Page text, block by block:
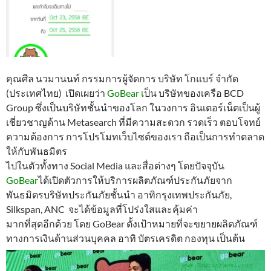
คุณศีล นวมานนท์ กรรมการผู้จัดการ บริษัท โกแบร์ จำกัด
(ประเทศไทย) เปิดเผยว่า GoBear เป็น บริษัทของเครือ BCD
Group ซึ่งเป็นบริษัทชั้นนำของโลก ในวงการ อินเตอร์เน็ตเป็นผู้
เชี่ยวชาญด้าน Metasearch ที่มีความสะดวก รวดเร็ว ตอบโจทย์
ความต้องการ การโปรโมทเว็บไซต์ของเรา ถือเป็นการทำตลาด
ให้กับพันธมิตร
ไปในตัวทั้งทาง Social Media และสื่อต่างๆ โดยปัจจุบัน
GoBearได้เปิดตัวการให้บริการผลิตภัณฑ์ประกันภัยจาก
พันธมิตรบริษัทประกันภัยชั้นนำ อาทิกรุงเทพประกันภัย,
Silkspan, ANC จะได้ข้อมูลที่โปร่งใสและคุ้มค่า
มากที่สุดอีกด้วย โดย GoBear ตั้งเป้าหมายที่จะขยายผลิตภัณฑ์
ทางการเงินด้านส่วนบุคคล อาทิ บัตรเครดิต กองทุน เป็นต้น